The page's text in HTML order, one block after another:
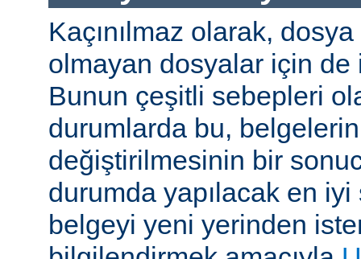
Kaçınılmaz olarak,
olmayan dosyalar için de
Bunun çeşitli sebepleri
durumlarda bu,
değiştirilmesinin bir
durumda yapılacak en
belgeyi yeni yerinden